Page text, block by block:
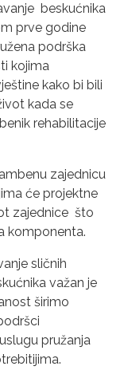
beskućnika
prve godine
podrška
kojima
kako bi bili
kada se
rehabilitacije
zajednicu
će projektne
zajednice što
komponenta.
sličnih
važan je
širimo
pružanja